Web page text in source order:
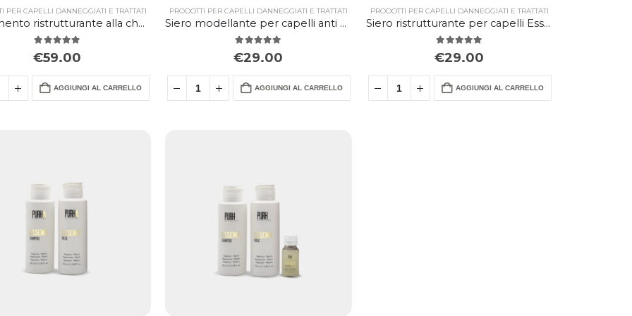
PER CAPELLI DANNEGGIATI E TRATTATI
Trattamento ristrutturante alla cheratina Essence Kera Pro
5.00 Su 5
€59.00
AGGIUNGI AL CARRELLO
PRODOTTI PER CAPELLI DANNEGGIATI E TRATTATI
Siero modellante per capelli anti crespo Essence Plus
5.00 Su 5
€29.00
AGGIUNGI AL CARRELLO
PRODOTTI PER CAPELLI DANNEGGIATI E TRATTATI
Siero ristrutturante per capelli Essence Elixir
5.00 Su 5
€29.00
AGGIUNGI AL CARRELLO